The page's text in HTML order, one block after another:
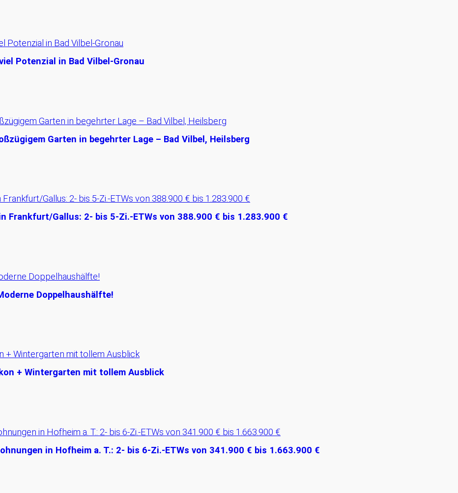
Potenzial in Bad Vilbel-Gronau
Garten in begehrter Lage – Bad Vilbel, Heilsberg
Frankfurt/Gallus: 2- bis 5-Zi.-ETWs von 388.900 € bis 1.283.900 €
Doppelhaushälfte!
+ Wintergarten mit tollem Ausblick
in Hofheim a. T.: 2- bis 6-Zi.-ETWs von 341.900 € bis 1.663.900 €